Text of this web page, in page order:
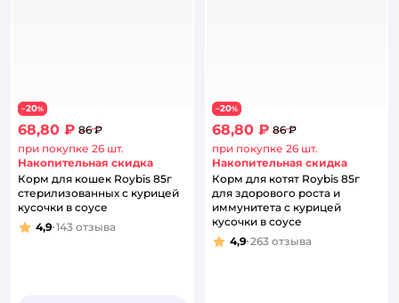
−20%
68,80 ₽ 86 ₽
при покупке 26 шт.
Накопительная скидка
Корм для кошек Roybis 85г
стерилизованных с курицей
кусочки в соусе
Рейтинг:
4,9 143 отзыва
−20%
68,80 ₽ 86 ₽
при покупке 26 шт.
Накопительная скидка
Корм для котят Roybis 85г
для здорового роста и
иммунитета с курицей
кусочки в соусе
Рейтинг:
4,9 263 отзыва